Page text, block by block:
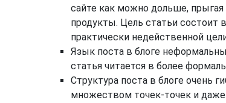
сайте как можно дольше,
продукты. Цель статьи
практически недейственной
Язык поста в блоге
статья читается в более
Структура поста в блоге очень
множеством точек-точек и даже